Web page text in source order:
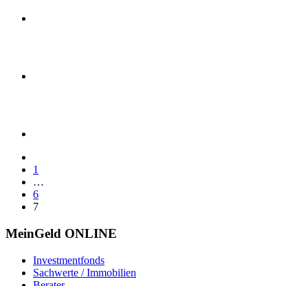
1
…
6
7
MeinGeld ONLINE
Investmentfonds
Sachwerte / Immobilien